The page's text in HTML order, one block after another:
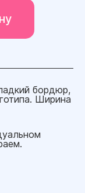
бордюр,
Ширина